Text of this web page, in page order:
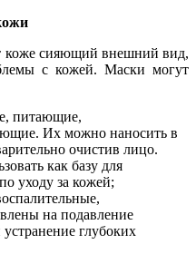
коже сияющий внешний вид,
с кожей. Маски могут
питающие,
Их можно наносить в
очистив лицо.
как базу для
уходу за кожей;
на подавление
глубоких